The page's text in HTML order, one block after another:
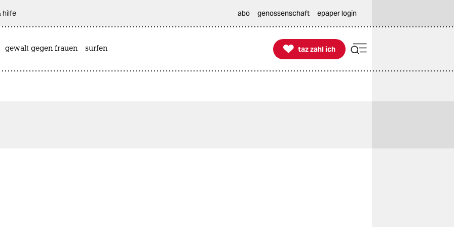
hilfe abo genossenschaft epaper login
gewalt gegen frauen surfen 
taz zahl ich
taz zahl ich